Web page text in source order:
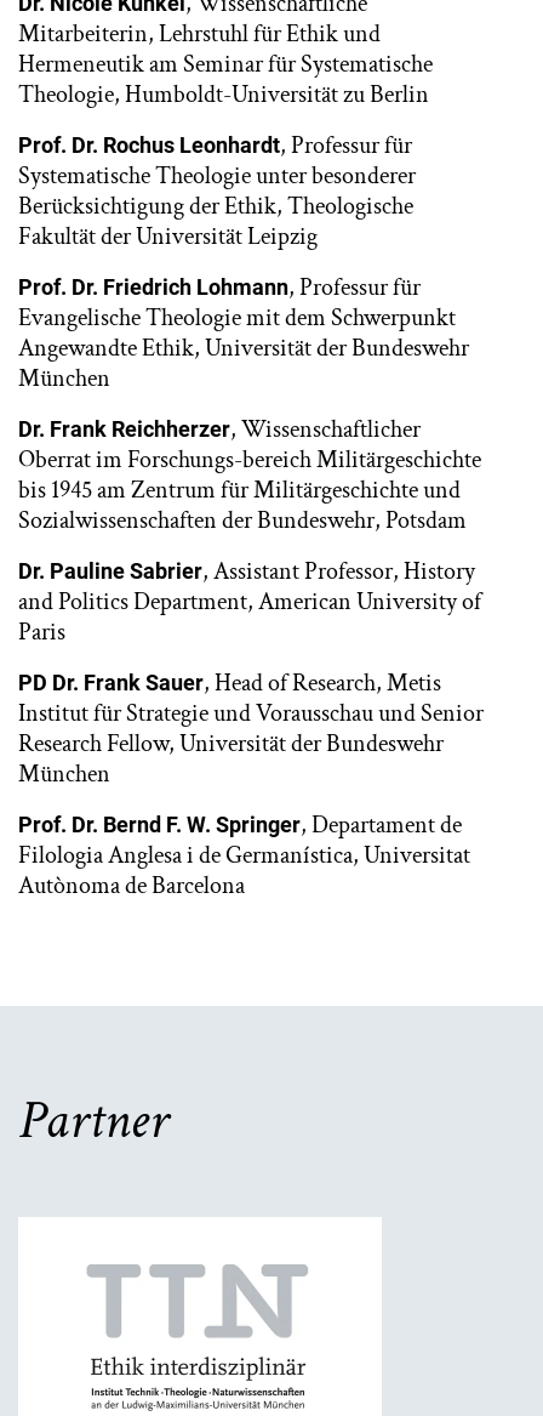
Mitarbeiterin, Lehrstuhl für Ethik und
Hermeneutik am Seminar für Systematische
Theologie, Humboldt-Universität zu Berlin
Prof. Dr. Rochus Leonhardt, Professur für
Systematische Theologie unter besonderer
Berücksichtigung der Ethik, Theologische
Fakultät der Universität Leipzig
Prof. Dr. Friedrich Lohmann, Professur für
Evangelische Theologie mit dem Schwerpunkt
Angewandte Ethik, Universität der Bundeswehr
München
Dr. Frank Reichherzer, Wissenschaftlicher
Oberrat im Forschungs-bereich Militärgeschichte
bis 1945 am Zentrum für Militärgeschichte und
Sozialwissenschaften der Bundeswehr, Potsdam
Dr. Pauline Sabrier, Assistant Professor, History
and Politics Department, American University of
Paris
PD Dr. Frank Sauer, Head of Research, Metis
Institut für Strategie und Vorausschau und Senior
Research Fellow, Universität der Bundeswehr
München
Prof. Dr. Bernd F. W. Springer, Departament de
Filologia Anglesa i de Germanística, Universitat
Autònoma de Barcelona
Partner